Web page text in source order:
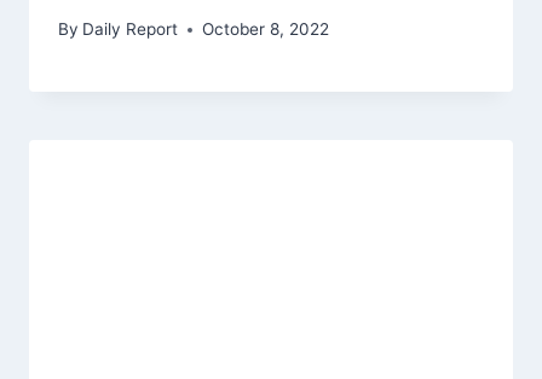
By Daily Report October 8, 2022